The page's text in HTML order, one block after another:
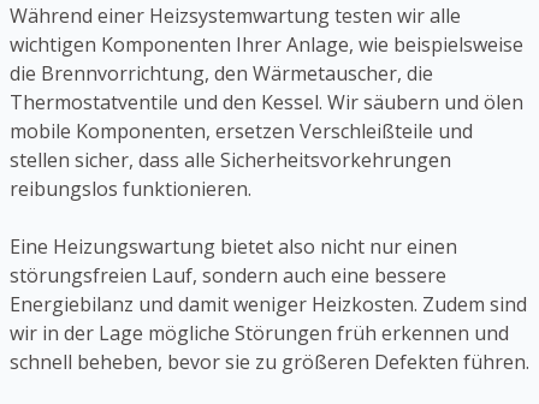
Während einer Heizsystemwartung testen wir alle
wichtigen Komponenten Ihrer Anlage, wie beispielsweise
die Brennvorrichtung, den Wärmetauscher, die
Thermostatventile und den Kessel. Wir säubern und ölen
mobile Komponenten, ersetzen Verschleißteile und
stellen sicher, dass alle Sicherheitsvorkehrungen
reibungslos funktionieren.
Eine Heizungswartung bietet also nicht nur einen
störungsfreien Lauf, sondern auch eine bessere
Energiebilanz und damit weniger Heizkosten. Zudem sind
wir in der Lage mögliche Störungen früh erkennen und
schnell beheben, bevor sie zu größeren Defekten führen.